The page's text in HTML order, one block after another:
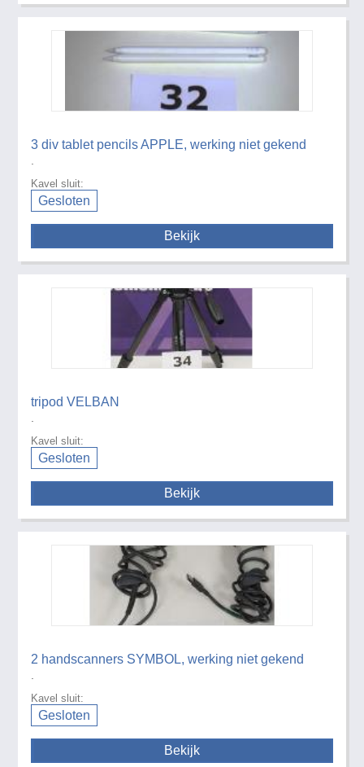
3 div tablet pencils APPLE, werking niet gekend
Kavel sluit:
Gesloten
Bekijk
tripod VELBAN
Kavel sluit:
Gesloten
Bekijk
2 handscanners SYMBOL, werking niet gekend
Kavel sluit:
Gesloten
Bekijk